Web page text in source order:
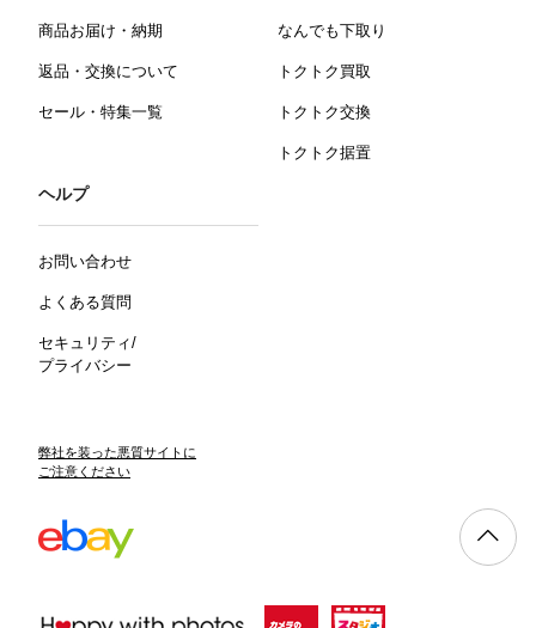
商品お届け・納期
返品・交換について
セール・特集一覧
なんでも下取り
トクトク買取
トクトク交換
トクトク据置
ヘルプ
お問い合わせ
よくある質問
セキュリティ/
プライバシー
弊社を装った悪質サイトに
ご注意ください